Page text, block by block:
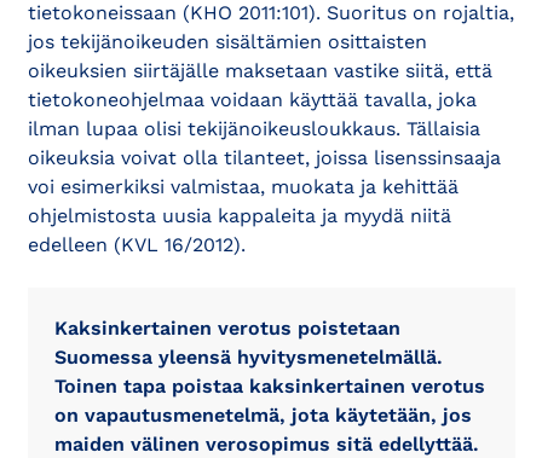
tietokoneissaan (KHO 2011:101). Suoritus on rojaltia,
jos tekijänoikeuden sisältämien osittaisten
oikeuksien siirtäjälle maksetaan vastike siitä, että
tietokoneohjelmaa voidaan käyttää tavalla, joka
ilman lupaa olisi tekijänoikeusloukkaus. Tällaisia
oikeuksia voivat olla tilanteet, joissa lisenssinsaaja
voi esimerkiksi valmistaa, muokata ja kehittää
ohjelmistosta uusia kappaleita ja myydä niitä
edelleen (KVL 16/2012).
Kaksinkertainen verotus poistetaan
Suomessa yleensä hyvitysmenetelmällä.
Toinen tapa poistaa kaksinkertainen verotus
on vapautusmenetelmä, jota käytetään, jos
maiden välinen verosopimus sitä edellyttää.